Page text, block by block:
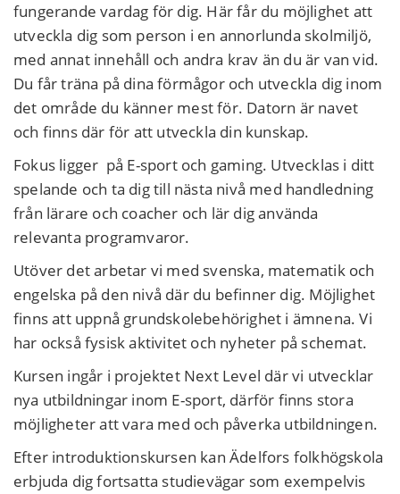
fungerande vardag för dig. Här får du möjlighet att
utveckla dig som person i en annorlunda skolmiljö,
med annat innehåll och andra krav än du är van vid.
Du får träna på dina förmågor och utveckla dig inom
det område du känner mest för. Datorn är navet
och finns där för att utveckla din kunskap.
Fokus ligger på E-sport och gaming. Utvecklas i ditt
spelande och ta dig till nästa nivå med handledning
från lärare och coacher och lär dig använda
relevanta programvaror.
Utöver det arbetar vi med svenska, matematik och
engelska på den nivå där du befinner dig. Möjlighet
finns att uppnå grundskolebehörighet i ämnena. Vi
har också fysisk aktivitet och nyheter på schemat.
Kursen ingår i projektet Next Level där vi utvecklar
nya utbildningar inom E-sport, därför finns stora
möjligheter att vara med och påverka utbildningen.
Efter introduktionskursen kan Ädelfors folkhögskola
erbjuda dig fortsatta studievägar som exempelvis